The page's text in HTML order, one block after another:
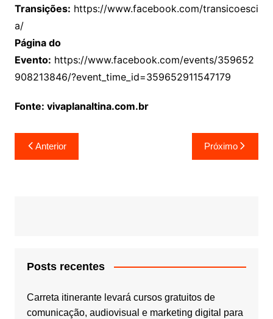
Transições: https://www.facebook.com/transicoesci
a/
Página do
Evento: https://www.facebook.com/events/359652
908213846/?event_time_id=359652911547179
Fonte: vivaplanaltina.com.br
Navegação
de
Anterior Próximo
Posts recentes
Carreta itinerante levará cursos gratuitos de
comunicação, audiovisual e marketing digital para